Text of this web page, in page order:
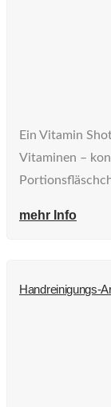
Ein Vitamin
Vitaminen –
mehr Info
Handreinigungs-